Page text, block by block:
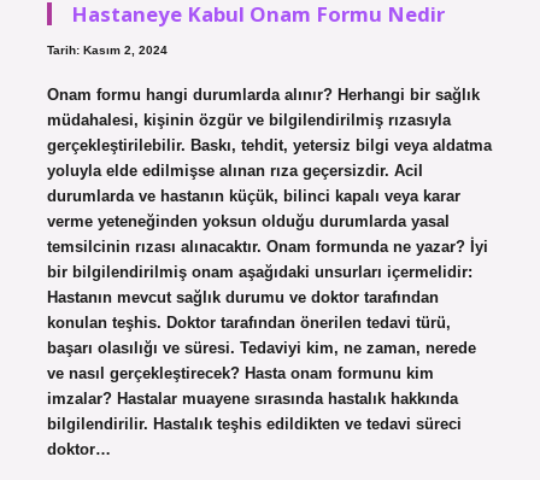
Hastaneye Kabul Onam Formu Nedir
Tarih: Kasım 2, 2024
Onam formu hangi durumlarda alınır? Herhangi bir sağlık
müdahalesi, kişinin özgür ve bilgilendirilmiş rızasıyla
gerçekleştirilebilir. Baskı, tehdit, yetersiz bilgi veya aldatma
yoluyla elde edilmişse alınan rıza geçersizdir. Acil
durumlarda ve hastanın küçük, bilinci kapalı veya karar
verme yeteneğinden yoksun olduğu durumlarda yasal
temsilcinin rızası alınacaktır. Onam formunda ne yazar? İyi
bir bilgilendirilmiş onam aşağıdaki unsurları içermelidir:
Hastanın mevcut sağlık durumu ve doktor tarafından
konulan teşhis. Doktor tarafından önerilen tedavi türü,
başarı olasılığı ve süresi. Tedaviyi kim, ne zaman, nerede
ve nasıl gerçekleştirecek? Hasta onam formunu kim
imzalar? Hastalar muayene sırasında hastalık hakkında
bilgilendirilir. Hastalık teşhis edildikten ve tedavi süreci
doktor…